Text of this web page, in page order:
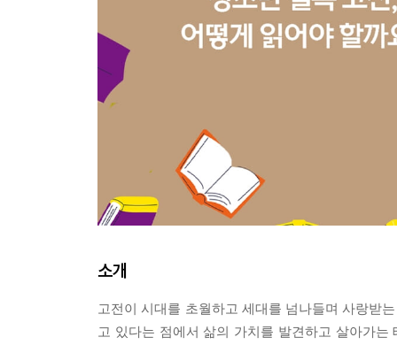
소개
고전이 시대를 초월하고 세대를 넘나들며 사랑받
고 있다는 점에서 삶의 가치를 발견하고 살아가